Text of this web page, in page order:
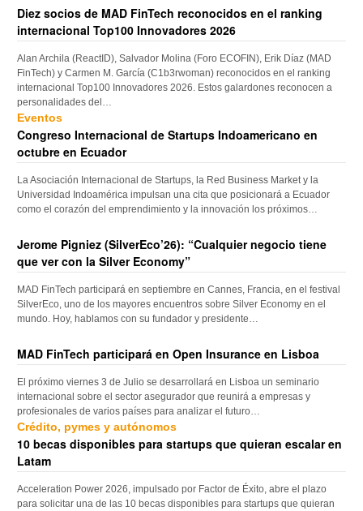
Diez socios de MAD FinTech reconocidos en el ranking
internacional Top100 Innovadores 2026
Alan Archila (ReactID), Salvador Molina (Foro ECOFIN), Erik Díaz (MAD
FinTech) y Carmen M. García (C1b3rwoman) reconocidos en el ranking
internacional Top100 Innovadores 2026. Estos galardones reconocen a
personalidades del…
Eventos
Congreso Internacional de Startups Indoamericano en
octubre en Ecuador
La Asociación Internacional de Startups, la Red Business Market y la
Universidad Indoamérica impulsan una cita que posicionará a Ecuador
como el corazón del emprendimiento y la innovación los próximos…
Jerome Pigniez (SilverEco’26): “Cualquier negocio tiene
que ver con la Silver Economy”
MAD FinTech participará en septiembre en Cannes, Francia, en el festival
SilverEco, uno de los mayores encuentros sobre Silver Economy en el
mundo. Hoy, hablamos con su fundador y presidente…
MAD FinTech participará en Open Insurance en Lisboa
El próximo viernes 3 de Julio se desarrollará en Lisboa un seminario
internacional sobre el sector asegurador que reunirá a empresas y
profesionales de varios países para analizar el futuro…
Crédito, pymes y autónomos
10 becas disponibles para startups que quieran escalar en
Latam
Acceleration Power 2026, impulsado por Factor de Éxito, abre el plazo
para solicitar una de las 10 becas disponibles para startups que quieran